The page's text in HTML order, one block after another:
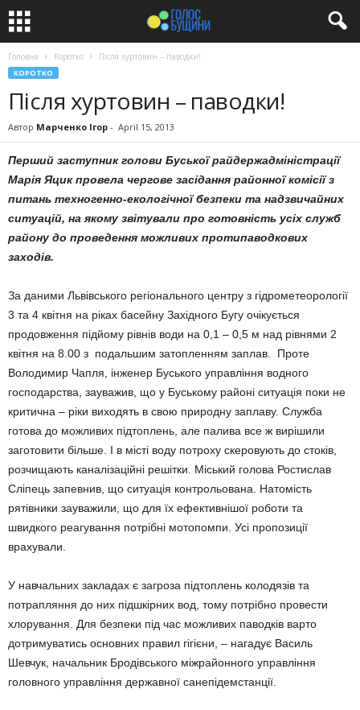
Головна Коротко Після хуртовин – паводки!
КОРОТКО
Після хуртовин – паводки!
Автор Марченко Ігор - April 15, 2013
Перший заступник голови Буської райдержадміністрації
Марія Яцик провела чергове засідання районної комісії з
питань техногенно-екологічної безпеки та надзвичайних
ситуацій, на якому звітували про готовність усіх служб
району до проведення можливих протипаводкових
заходів.
За даними Львівського регіонального центру з гідрометеорології
3 та 4 квітня на ріках басейну Західного Бугу очікується
продовження підйому рівнів води на 0,1 – 0,5 м над рівнями 2
квітня на 8.00 з подальшим затопленням заплав. Проте
Володимир Чапля, інженер Бусь­кого управління водного
господарства, зауважив, що у Буському районі ситуація поки не
критична – ріки виходять в свою природну заплаву. Служба
готова до можливих підтоплень, але палива все ж вирішили
заготовити більше. І в місті воду потроху скеровують до стоків,
розчищають каналізаційні решітки. Міський голова Ростислав
Сліпець запевнив, що ситуація контрольована. Натомість
рятівники зауважили, що для їх ефективнішої роботи та
швидкого реагування потрібні мотопомпи. Усі пропозиції
врахували.
У навчальних закладах є загроза підтоплень колодязів та
потрапляння до них підшкірних вод, тому потрібно провести
хлорування. Для безпеки під час можливих паводків варто
дотримуватись основних правил гігієни, – нагадує Василь
Шевчук, начальник Бродівського міжрайонного управління
головного управління державної санепідемстанції.